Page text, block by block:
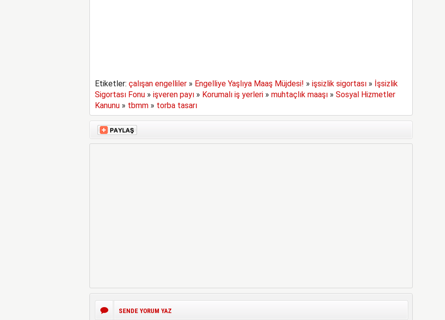
Etiketler: çalışan engelliler» Engelliye Yaşlıya Maaş Müjdesi! » işsizlik sigortası» İşsizlik
Sigortası Fonu» işveren payı» Korumalı iş yerleri» muhtaçlık maaşı» Sosyal Hizmetler
Kanunu» tbmm» torba tasarı
SENDE YORUM YAZ